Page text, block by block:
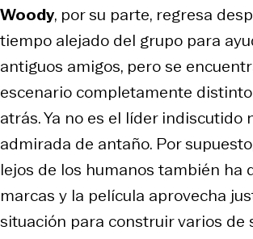
Woody, por su parte, regresa
tiempo alejado del grupo para
antiguos amigos, pero se
escenario completamente
atrás. Ya no es el líder indiscutido
admirada de antaño. Por
lejos de los humanos también ha
marcas y la película aprovecha
situación para construir varios de